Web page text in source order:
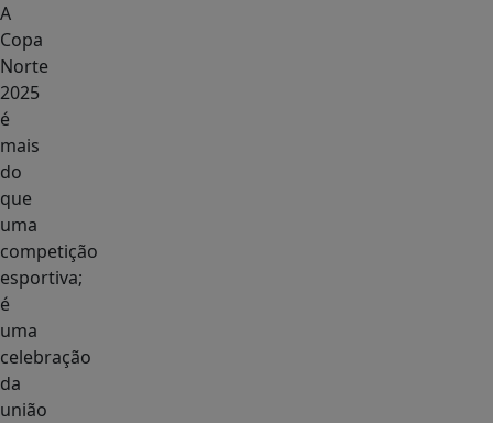
A
Copa
Norte
2025
é
mais
do
que
uma
competição
esportiva;
é
uma
celebração
da
união